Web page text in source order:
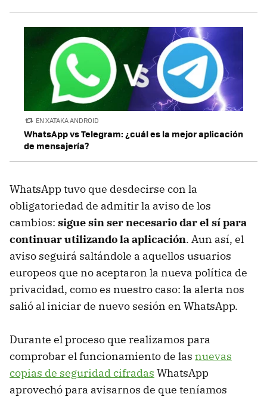
EN XATAKA ANDROID
WhatsApp vs Telegram: ¿cuál es la mejor aplicación
de mensajería?
WhatsApp tuvo que desdecirse con la
obligatoriedad de admitir la aviso de los
cambios: sigue sin ser necesario dar el sí para
continuar utilizando la aplicación. Aun así, el
aviso seguirá saltándole a aquellos usuarios
europeos que no aceptaron la nueva política de
privacidad, como es nuestro caso: la alerta nos
salió al iniciar de nuevo sesión en WhatsApp.
Durante el proceso que realizamos para
comprobar el funcionamiento de las nuevas
copias de seguridad cifradas WhatsApp
aprovechó para avisarnos de que teníamos